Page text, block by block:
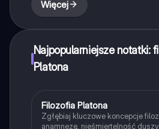
Więcej
Najpopularniejsze notatki:
Platona
Filozofia
Filozofia Platona
Zgłębiaj kluczowe koncepcje
anamnezę, nieśmiertelność